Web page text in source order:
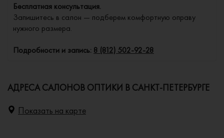
Бесплатная консультация.
Запишитесь в салон — подберем комфортную оправу
нужного размера.
Подробности и запись: 8 (812) 502-92-28
АДРЕСА САЛОНОВ ОПТИКИ В САНКТ-ПЕТЕРБУРГЕ
Показать на карте